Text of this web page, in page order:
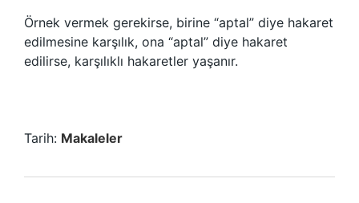
Örnek vermek gerekirse, birine “aptal” diye hakaret
edilmesine karşılık, ona “aptal” diye hakaret
edilirse, karşılıklı hakaretler yaşanır.
Tarih: Makaleler